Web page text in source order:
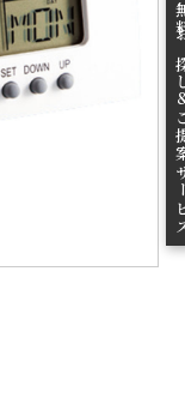
無
ご